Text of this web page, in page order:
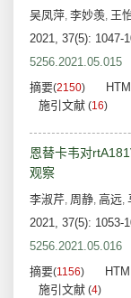
吴凤萍, 李妙羡, 王
2021, 37(5): 1047-
5256.2021.05.015
摘要(2150)
施引文献 (16)
恩替卡韦对
观察
李淑芹, 周静, 高远,
2021, 37(5): 1053-
5256.2021.05.016
摘要(1156)
施引文献 (4)